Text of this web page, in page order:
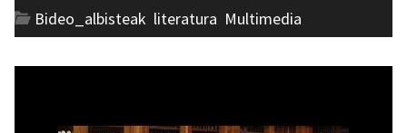
Bideo_albisteak literatura Multimedia